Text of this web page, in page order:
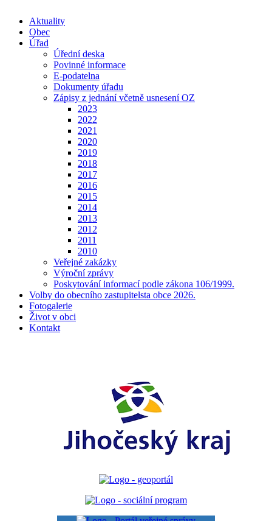
Aktuality
Obec
Úřad
Úřední deska
Povinné informace
E-podatelna
Dokumenty úřadu
Zápisy z jednání včetně usnesení OZ
2023
2022
2021
2020
2019
2018
2017
2016
2015
2014
2013
2012
2011
2010
Veřejné zakázky
Výroční zprávy
Poskytování informací podle zákona 106/1999.
Volby do obecního zastupitelsta obce 2026.
Fotogalerie
Život v obci
Kontakt